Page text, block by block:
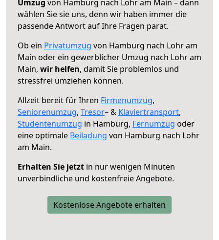
Umzug von Hamburg nach Lohr am Main – dann
wählen Sie sie uns, denn wir haben immer die
passende Antwort auf Ihre Fragen parat.
Ob ein Privatumzug von Hamburg nach Lohr am
Main oder ein gewerblicher Umzug nach Lohr am
Main, wir helfen, damit Sie problemlos und
stressfrei umziehen können.
Allzeit bereit für Ihren Firmenumzug,
Seniorenumzug, Tresor– & Klaviertransport,
Studentenumzug in Hamburg, Fernumzug oder
eine optimale Beiladung von Hamburg nach Lohr
am Main.
Erhalten Sie jetzt in nur wenigen Minuten
unverbindliche und kostenfreie Angebote.
Kostenlose Angebote erhalten